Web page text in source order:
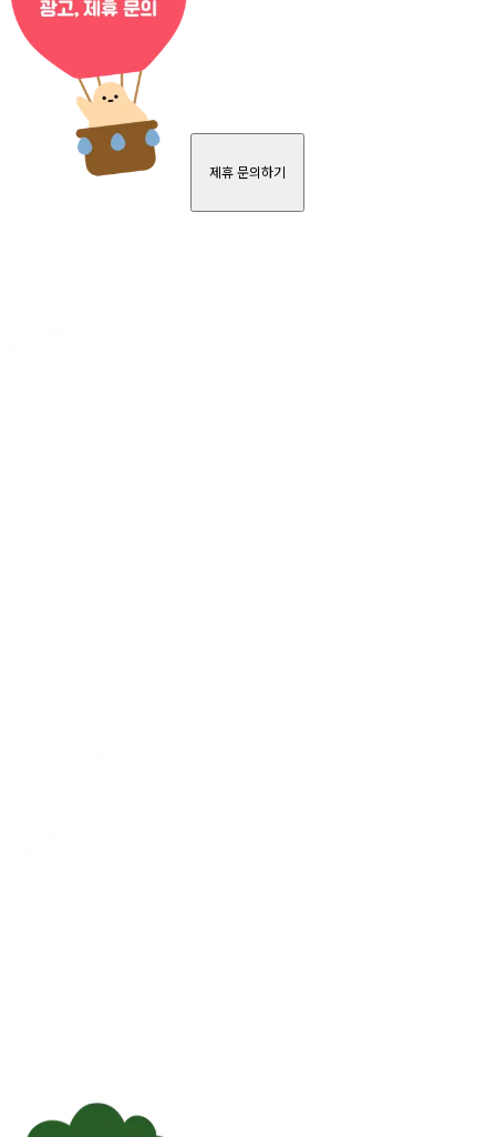
제휴 문의하기